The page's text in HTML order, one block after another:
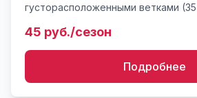
густорасположенными ветками
45 руб./сезон
Подробнее